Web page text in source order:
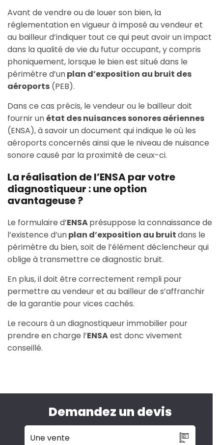
Avant de vendre ou de louer son bien, la
réglementation en vigueur à imposé au vendeur et
au bailleur d’indiquer tout ce qui peut avoir un impact
dans la qualité de vie du futur occupant, y compris
phoniquement, lorsque le bien est situé dans le
périmètre d’unplan d’exposition au bruit des
aéroports (PEB).
Dans ce cas précis, le vendeur ou le bailleur doit
fournir unétat des nuisances sonores aériennes
(ENSA), à savoir un document qui indique le où les
aéroports concernés ainsi que le niveau de nuisance
sonore causé par la proximité de ceux-ci.
La réalisation de l’ENSA par votre
diagnostiqueur : une option
avantageuse ?
Le formulaire d’ENSAprésuppose la connaissance de
l’existence d’unplan d’exposition au bruitdans le
périmètre du bien, soit de l’élément déclencheur qui
oblige à transmettre ce diagnostic bruit.
En plus, il doit être correctement rempli pour
permettre au vendeur et au bailleur de s’affranchir
de la garantie pour vices cachés.
Le recours à un diagnostiqueur immobilier pour
prendre en charge l’ENSAest donc vivement
conseillé.
Demandez un devis
Une vente